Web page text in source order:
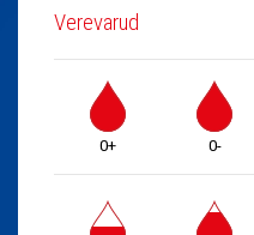
Verevarud
0+ 0-